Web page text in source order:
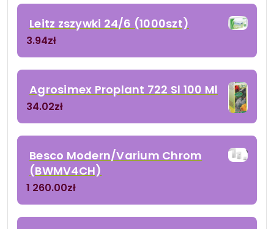
Leitz zszywki 24/6 (1000szt)
3.94zł
Agrosimex Proplant 722 Sl 100 Ml
34.02zł
Besco Modern/Varium Chrom
(BWMV4CH)
1 260.00zł